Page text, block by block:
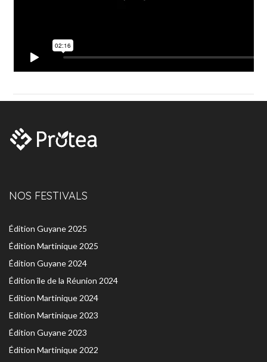
NOS FESTIVALS
Édition Guyane 2025
Édition Martinique 2025
Édition Guyane 2024
Édition île de la Réunion 2024
Edition Martinique 2024
Edition Martinique 2023
Édition Guyane 2023
Édition Martinique 2022